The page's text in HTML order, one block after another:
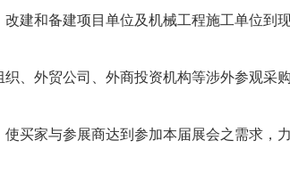
建和备建项目单位及机械工程施工单位到
、外贸公司、外商投资机构等涉外参观采
买家与参展商达到参加本届展会之需求，